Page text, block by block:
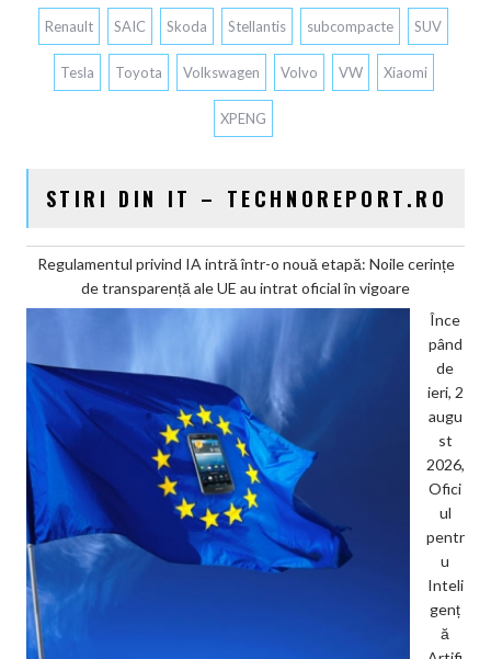
Renault SAIC Skoda Stellantis subcompacte SUV
Tesla Toyota Volkswagen Volvo VW Xiaomi
XPENG
STIRI DIN IT – TECHNOREPORT.RO
Regulamentul privind IA intră într-o nouă etapă: Noile cerințe
de transparență ale UE au intrat oficial în vigoare
Înce
pând
de
ieri, 2
augu
st
2026,
Ofici
ul
pentr
u
Inteli
genț
ă